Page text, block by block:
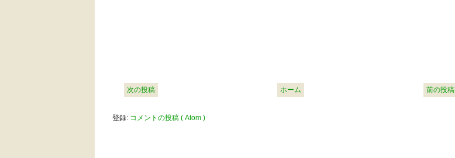
次の投稿 前の投稿
ホーム
登録: コメントの投稿 ( Atom )